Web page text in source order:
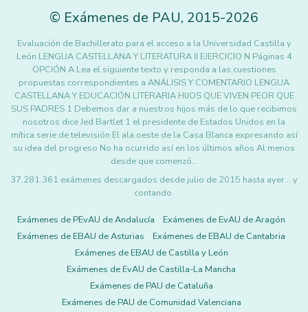
© Exámenes de PAU, 2015-2026
Evaluación de Bachillerato para el acceso a la Universidad Castilla y
León LENGUA CASTELLANA Y LITERATURA II EJERCICIO N Páginas 4
OPCIÓN A Lea el siguiente texto y responda a las cuestiones
propuestas correspondientes a ANÁLISIS Y COMENTARIO LENGUA
CASTELLANA Y EDUCACIÓN LITERARIA HIJOS QUE VIVEN PEOR QUE
SUS PADRES 1 Debemos dar a nuestros hijos más de lo que recibimos
nosotros dice Jed Bartlet 1 el presidente de Estados Unidos en la
mítica serie de televisión El ala oeste de la Casa Blanca expresando así
su idea del progreso No ha ocurrido así en los últimos años Al menos
desde que comenzó…
37.281.361 exámenes descargados desde julio de 2015 hasta ayer... y
contando.
Exámenes de PEvAU de Andalucía
Exámenes de EvAU de Aragón
Exámenes de EBAU de Asturias
Exámenes de EBAU de Cantabria
Exámenes de EBAU de Castilla y León
Exámenes de EvAU de Castilla-La Mancha
Exámenes de PAU de Cataluña
Exámenes de PAU de Comunidad Valenciana